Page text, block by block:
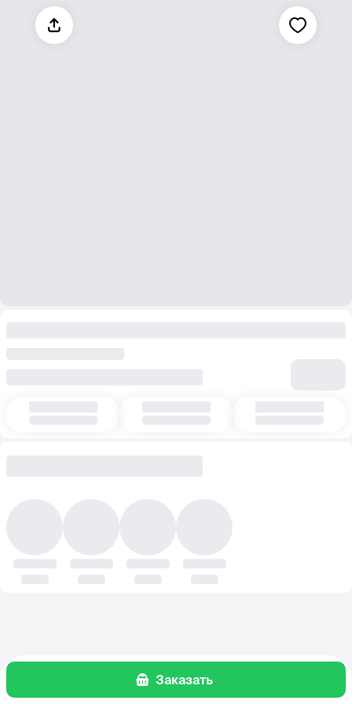
Заказать